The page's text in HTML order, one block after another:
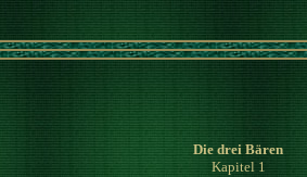
Die drei Bären
Kapitel 1